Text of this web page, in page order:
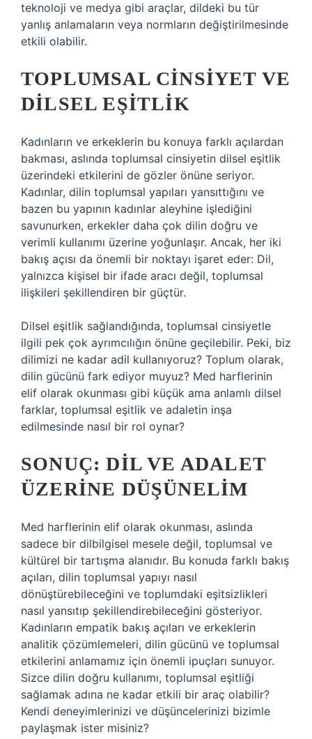
teknoloji ve medya gibi araçlar, dildeki bu tür
yanlış anlamaların veya normların değiştirilmesinde
etkili olabilir.
TOPLUMSAL CINSIYET VE
DILSEL EŞITLIK
Kadınların ve erkeklerin bu konuya farklı açılardan
bakması, aslında toplumsal cinsiyetin dilsel eşitlik
üzerindeki etkilerini de gözler önüne seriyor.
Kadınlar, dilin toplumsal yapıları yansıttığını ve
bazen bu yapının kadınlar aleyhine işlediğini
savunurken, erkekler daha çok dilin doğru ve
verimli kullanımı üzerine yoğunlaşır. Ancak, her iki
bakış açısı da önemli bir noktayı işaret eder: Dil,
yalnızca kişisel bir ifade aracı değil, toplumsal
ilişkileri şekillendiren bir güçtür.
Dilsel eşitlik sağlandığında, toplumsal cinsiyetle
ilgili pek çok ayrımcılığın önüne geçilebilir. Peki, biz
dilimizi ne kadar adil kullanıyoruz? Toplum olarak,
dilin gücünü fark ediyor muyuz? Med harflerinin
elif olarak okunması gibi küçük ama anlamlı dilsel
farklar, toplumsal eşitlik ve adaletin inşa
edilmesinde nasıl bir rol oynar?
SONUÇ: DIL VE ADALET
ÜZERINE DÜŞÜNELIM
Med harflerinin elif olarak okunması, aslında
sadece bir dilbilgisel mesele değil, toplumsal ve
kültürel bir tartışma alanıdır. Bu konuda farklı bakış
açıları, dilin toplumsal yapıyı nasıl
dönüştürebileceğini ve toplumdaki eşitsizlikleri
nasıl yansıtıp şekillendirebileceğini gösteriyor.
Kadınların empatik bakış açıları ve erkeklerin
analitik çözümlemeleri, dilin gücünü ve toplumsal
etkilerini anlamamız için önemli ipuçları sunuyor.
Sizce dilin doğru kullanımı, toplumsal eşitliği
sağlamak adına ne kadar etkili bir araç olabilir?
Kendi deneyimlerinizi ve düşüncelerinizi bizimle
paylaşmak ister misiniz?